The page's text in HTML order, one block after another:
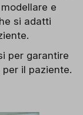
e
si adatti
per garantire
il paziente.